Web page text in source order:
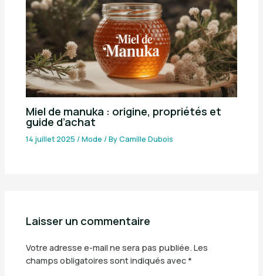
Miel de manuka : origine, propriétés et
guide d’achat
14 juillet 2025/Mode / ByCamille Dubois
Laisser un commentaire
Votre adresse e-mail ne sera pas publiée. Les
champs obligatoires sont indiqués avec *